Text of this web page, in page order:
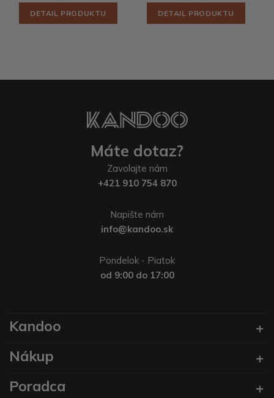
DETAIL PRODUKTU DETAIL PRODUKTU
Máte dotaz?
Zavolajte nám
+421 910 754 870
Napište nám
info@kandoo.sk
Pondelok - Piatok
od 9:00 do 17:00
Kandoo
Nákup
Poradca